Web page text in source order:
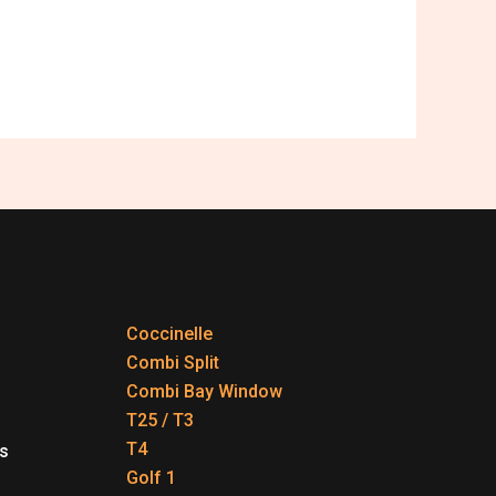
Coccinelle
Combi Split
Combi Bay Window
T25 / T3
T4
Golf 1